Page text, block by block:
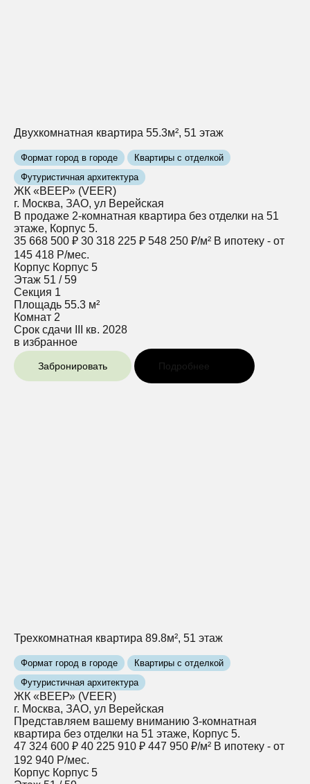
Двухкомнатная квартира 55.3м², 51 этаж
Формат город в городе
Квартиры с отделкой
Футуристичная архитектура
ЖК «ВЕЕР» (VEER)
г. Москва, ЗАО, ул Верейская
В продаже 2-комнатная квартира без отделки на 51
этаже, Корпус 5.
35 668 500 ₽ 30 318 225 ₽ 548 250 ₽/м² В ипотеку - от
145 418 Р/мес.
Корпус Корпус 5
Этаж 51 / 59
Секция 1
Площадь 55.3 м²
Комнат 2
Срок сдачи
III кв. 2028
в избранное
Забронировать Подробнее
Трехкомнатная квартира 89.8м², 51 этаж
Формат город в городе
Квартиры с отделкой
Футуристичная архитектура
ЖК «ВЕЕР» (VEER)
г. Москва, ЗАО, ул Верейская
Представляем вашему вниманию 3-комнатная
квартира без отделки на 51 этаже, Корпус 5.
47 324 600 ₽ 40 225 910 ₽ 447 950 ₽/м² В ипотеку - от
192 940 Р/мес.
Корпус Корпус 5